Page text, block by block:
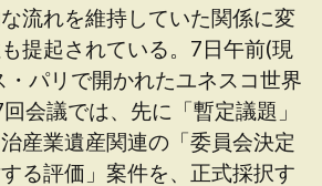
流れを維持していた関係に変
提起されている。7日午前(現
パリで開かれたユネスコ世界
会議では、先に「暫定議題」
産業遺産関連の「委員会決定
る評価」案件を、正式採択す